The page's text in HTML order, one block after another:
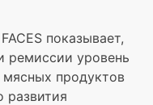
показывает,
ремиссии уровень
мясных продуктов
развития